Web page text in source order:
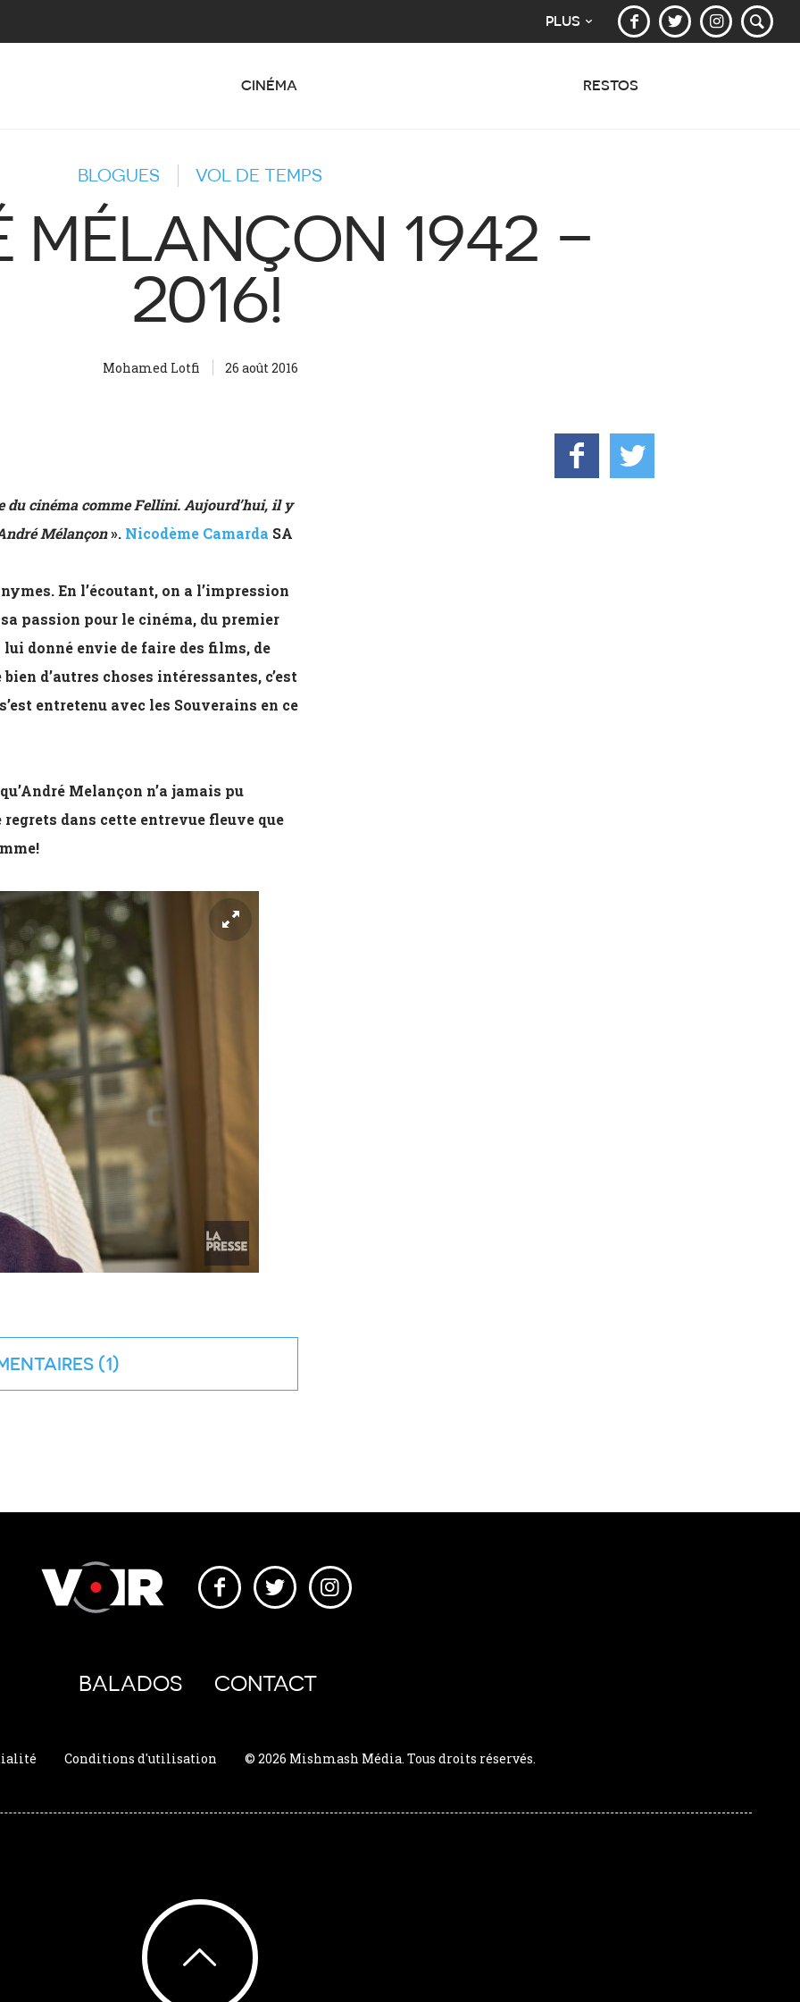
PLUS
CINÉMA RESTOS
BLOGUES VOL DE TEMPS
MÉLANÇON 1942 –
2016!
Mohamed Lotfi 26 août 2016
cinéma comme Fellini. Aujourd’hui, il y
Mélançon». Nicodème Camarda SA
En l’écoutant, on a l’impression
sa passion pour le cinéma, du premier
donné envie de faire des films, de
d’autres choses intéressantes, c’est
entretenu avec les Souverains en ce
Melançon n’a jamais pu
dans cette entrevue fleuve que
BALADOS CONTACT
Conditions d'utilisation © 2026 Mishmash Média. Tous droits réservés.